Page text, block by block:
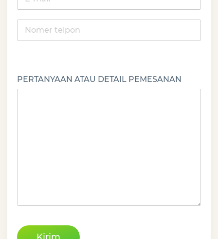
PERTANYAAN ATAU DETAIL PEMESANAN